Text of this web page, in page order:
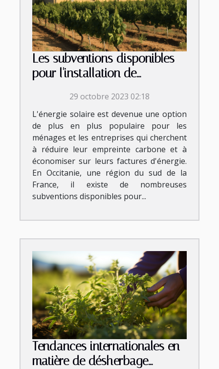
Les subventions disponibles
pour l'installation de
Occitanie29 octobre 2023 02:18
L'énergie solaire est devenue une option
de plus en plus populaire pour les
ménages et les entreprises qui cherchent
à réduire leur empreinte carbone et à
économiser sur leurs factures d'énergie.
En Occitanie, une région du sud de la
France, il existe de nombreuses
subventions disponibles pour...
Tendances internationales en
matière de désherbage